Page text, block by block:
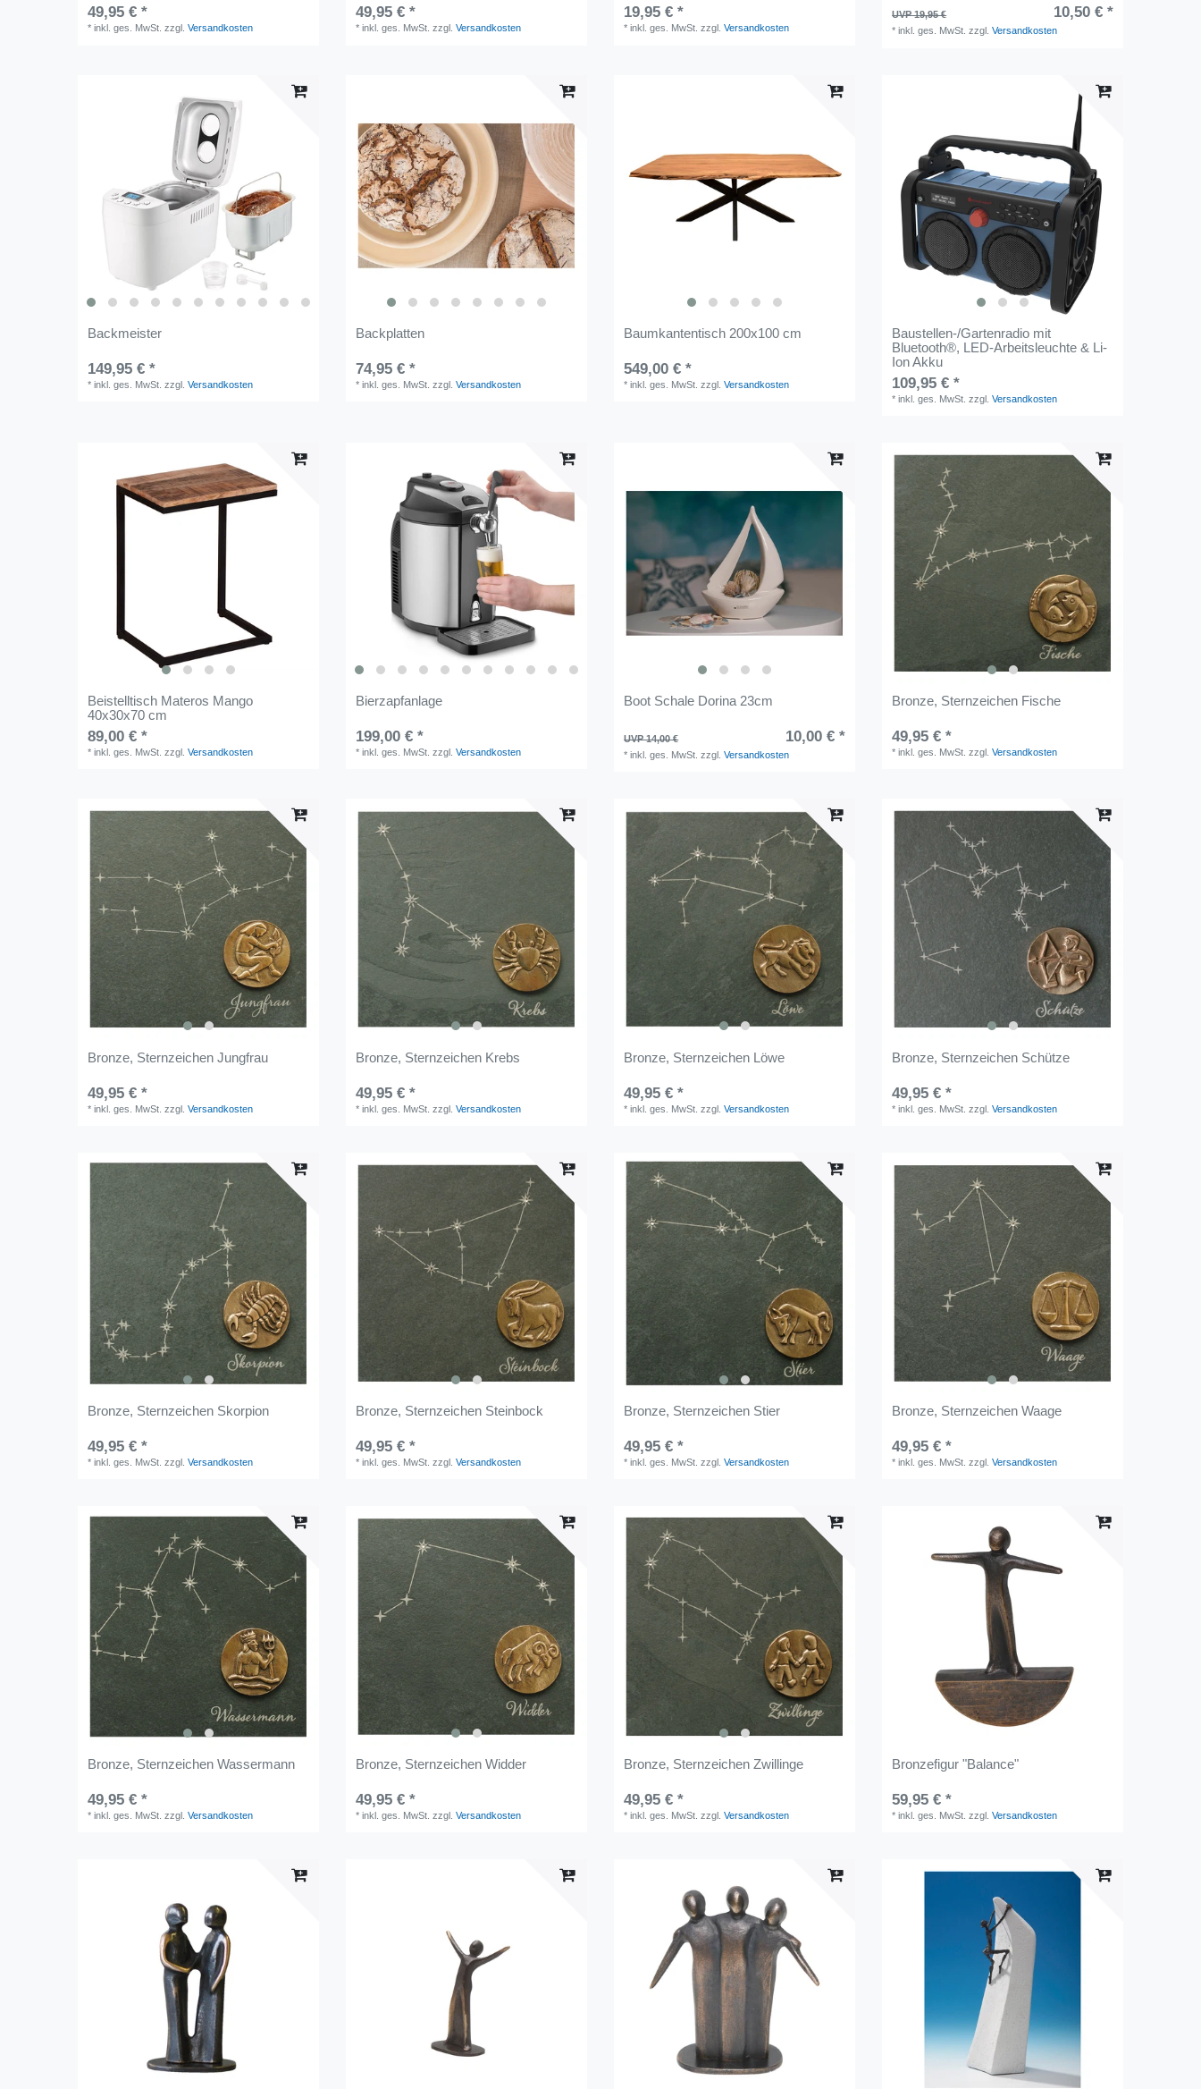
49,95 € *
*inkl. ges. MwSt. zzgl.Versandkosten
49,95 € *
*inkl. ges. MwSt. zzgl.Versandkosten
19,95 € *
*inkl. ges. MwSt. zzgl.Versandkosten
UVP 19,95 € 10,50 € *
*inkl. ges. MwSt. zzgl.Versandkosten
Backmeister
149,95 € *
*inkl. ges. MwSt. zzgl.Versandkosten
Backplatten
74,95 € *
*inkl. ges. MwSt. zzgl.Versandkosten
Baumkantentisch 200x100 cm
549,00 € *
*inkl. ges. MwSt. zzgl.Versandkosten
Baustellen-/Gartenradio mit
Bluetooth®, LED-Arbeitsleuchte & Li-
Ion Akku
109,95 € *
*inkl. ges. MwSt. zzgl.Versandkosten
Beistelltisch Materos Mango
40x30x70 cm
89,00 € *
*inkl. ges. MwSt. zzgl.Versandkosten
Bierzapfanlage
199,00 € *
*inkl. ges. MwSt. zzgl.Versandkosten
Boot Schale Dorina 23cm
UVP 14,00 € 10,00 € *
*inkl. ges. MwSt. zzgl.Versandkosten
Bronze, Sternzeichen Fische
49,95 € *
*inkl. ges. MwSt. zzgl.Versandkosten
Bronze, Sternzeichen Jungfrau
49,95 € *
*inkl. ges. MwSt. zzgl.Versandkosten
Bronze, Sternzeichen Krebs
49,95 € *
*inkl. ges. MwSt. zzgl.Versandkosten
Bronze, Sternzeichen Löwe
49,95 € *
*inkl. ges. MwSt. zzgl.Versandkosten
Bronze, Sternzeichen Schütze
49,95 € *
*inkl. ges. MwSt. zzgl.Versandkosten
Bronze, Sternzeichen Skorpion
49,95 € *
*inkl. ges. MwSt. zzgl.Versandkosten
Bronze, Sternzeichen Steinbock
49,95 € *
*inkl. ges. MwSt. zzgl.Versandkosten
Bronze, Sternzeichen Stier
49,95 € *
*inkl. ges. MwSt. zzgl.Versandkosten
Bronze, Sternzeichen Waage
49,95 € *
*inkl. ges. MwSt. zzgl.Versandkosten
Bronze, Sternzeichen Wassermann
49,95 € *
*inkl. ges. MwSt. zzgl.Versandkosten
Bronze, Sternzeichen Widder
49,95 € *
*inkl. ges. MwSt. zzgl.Versandkosten
Bronze, Sternzeichen Zwillinge
49,95 € *
*inkl. ges. MwSt. zzgl.Versandkosten
Bronzefigur "Balance"
59,95 € *
*inkl. ges. MwSt. zzgl.Versandkosten